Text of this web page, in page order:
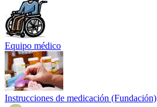
Equipo médico
Instrucciones de medicación (Fundación)